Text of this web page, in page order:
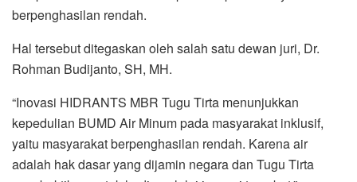
berpenghasilan rendah.
Hal tersebut ditegaskan oleh salah satu dewan juri, Dr.
Rohman Budijanto, SH, MH.
“Inovasi HIDRANTS MBR Tugu Tirta menunjukkan
kepedulian BUMD Air Minum pada masyarakat inklusif,
yaitu masyarakat berpenghasilan rendah. Karena air
adalah hak dasar yang dijamin negara dan Tugu Tirta